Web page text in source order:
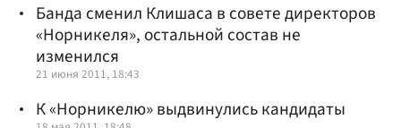
Банда сменил Клишаса в совете директоров
«Норникеля», остальной состав не
изменился
21 июня 2011, 18:43
К «Норникелю» выдвинулись кандидаты